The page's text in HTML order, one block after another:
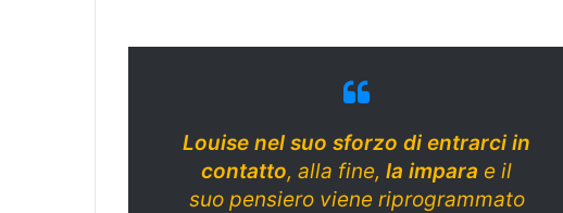
Louise nel suo sforzo di entrarci in
contatto, alla fine, la impara e il
suo pensiero viene riprogrammato